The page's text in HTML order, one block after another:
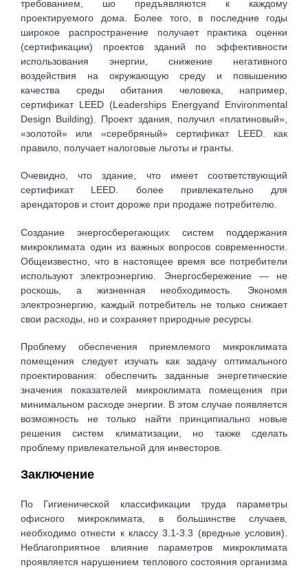
требованием, шо предъявляются к каждому
проектируемого дома. Более того, в последние годы
широкое распространение получает практика оценки
(сертификации) проектов зданий по эффективности
использования энергии, снижение негативного
воздействия на окружающую среду и повышению
качества среды обитания человека, например,
сертификат LEED (Leaderships Energyand Environmental
Design Building). Проект здания, получил «платиновый»,
«золотой» или «серебряный» сертификат LEED. как
правило, получает налоговые льготы и гранты.
Очевидно, что здание, что имеет соответствующий
сертификат LEED. более привлекательно для
арендаторов и стоит дороже при продаже потребителю.
Создание энергосберегающих систем поддержания
микроклимата один из важных вопросов современности.
Общеизвестно, что в настоящее время все потребители
используют электроэнергию. Энергосбережение — не
роскошь, а жизненная необходимость. Экономя
электроэнергию, каждый потребитель не только снижает
свои расходы, но и сохраняет природные ресурсы.
Проблему обеспечения приемлемого микроклимата
помещения следует изучать как задачу оптимального
проектирования: обеспечить заданные энергетические
значения показателей микроклимата помещения при
минимальном расходе энергии. В этом случае появляется
возможность не только найти принципиально новые
решения систем климатизации, но также сделать
проблему привлекательной для инвесторов.
Заключение
По Гигиенической классификации труда параметры
офисного микроклимата, в большинстве случаев,
необходимо отнести к классу 3.1-3.3 (вредные условия).
Неблагоприятное влияние параметров микроклимата
проявляется нарушением теплового состояния организма